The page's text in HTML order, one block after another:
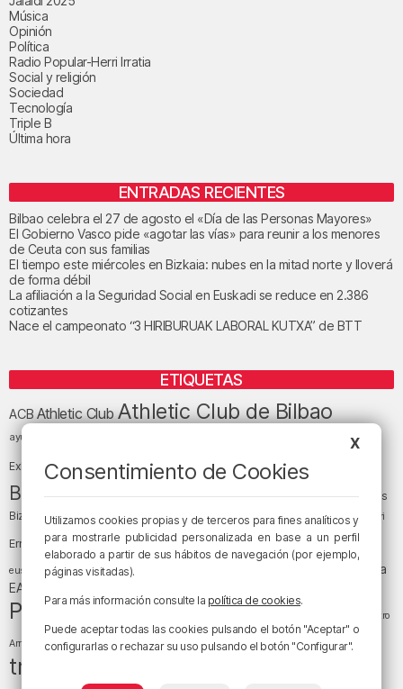
Música
Opinión
Política
Radio Popular-Herri Irratia
Social y religión
Sociedad
Tecnología
Triple B
Última hora
ENTRADAS RECIENTES
Bilbao celebra el 27 de agosto el «Día de las Personas Mayores»
El Gobierno Vasco pide «agotar las vías» para reunir a los menores
de Ceuta con sus familias
El tiempo este miércoles en Bizkaia: nubes en la mitad norte y lloverá
de forma débil
La afiliación a la Seguridad Social en Euskadi se reduce en 2.386
cotizantes
Nace el campeonato “3 HIRIBURUAK LABORAL KUTXA” de BTT
ETIQUETAS
ACBAthletic ClubAthletic Club de Bilbao
ayuntamiento de Bilbao
Exhibition Center) BilbaoBilbao Basket Bizkaia
Bizkaia y sus comarcas Copa del Rey cultura Cáritas
Bizkaia
Deusto Diócesis de Bilbao Egunon Bizkaia el tiempo Enkarterri
Ernesto Valverde Ertzaintza Euskadi (País Vasco)
euskera fiestas fútbol LaLiga
LaLiga
EA Sports
Política sociedadsucesos Teatro
Arriaga tiempotiempo atmosféricotráfico
tráfico en Bizkaia
X
Consentimiento de Cookies
Utilizamos cookies propias y de terceros para fines analíticos y
para mostrarle publicidad personalizada en base a un perfil
elaborado a partir de sus hábitos de navegación (por ejemplo,
páginas visitadas).
Para más información consulte la política de cookies.
Puede aceptar todas las cookies pulsando el botón "Aceptar" o
configurarlas o rechazar su uso pulsando el botón "Configurar".